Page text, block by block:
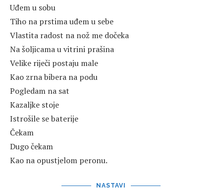
Uđem u sobu
Tiho na prstima uđem u sebe
Vlastita radost na nož me dočeka
Na šoljicama u vitrini prašina
Velike riječi postaju male
Kao zrna bibera na podu
Pogledam na sat
Kazaljke stoje
Istrošile se baterije
Čekam
Dugo čekam
Kao na opustjelom peronu.
NASTAVI